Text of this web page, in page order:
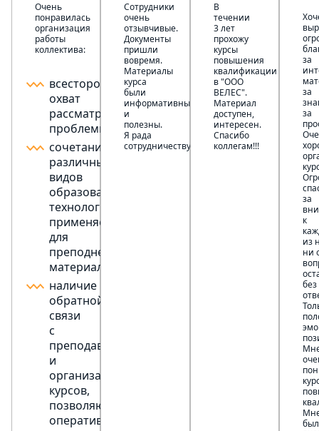
Очень
понравилась
организация
работы
коллектива:
всесторонний
охват
рассматриваемой
проблемы;
сочетание
различных
видов
образовательных
технологий,
применяемых
для
преподнесения
материала;
наличие
обратной
связи
с
преподавателями
и
организаторами
курсов,
позволяющей
оперативно
Сотрудники
очень
отзывчивые.
Документы
пришли
вовремя.
Материалы
курса
были
информативны
и
полезны.
Я рада
сотрудничеству.
В
течении
3 лет
прохожу
курсы
повышения
квалификации
в "ООО
ВЕЛЕС".
Материал
доступен,
интересен.
Спасибо
коллегам!!!
за
за
за
за
к
из
ни
без